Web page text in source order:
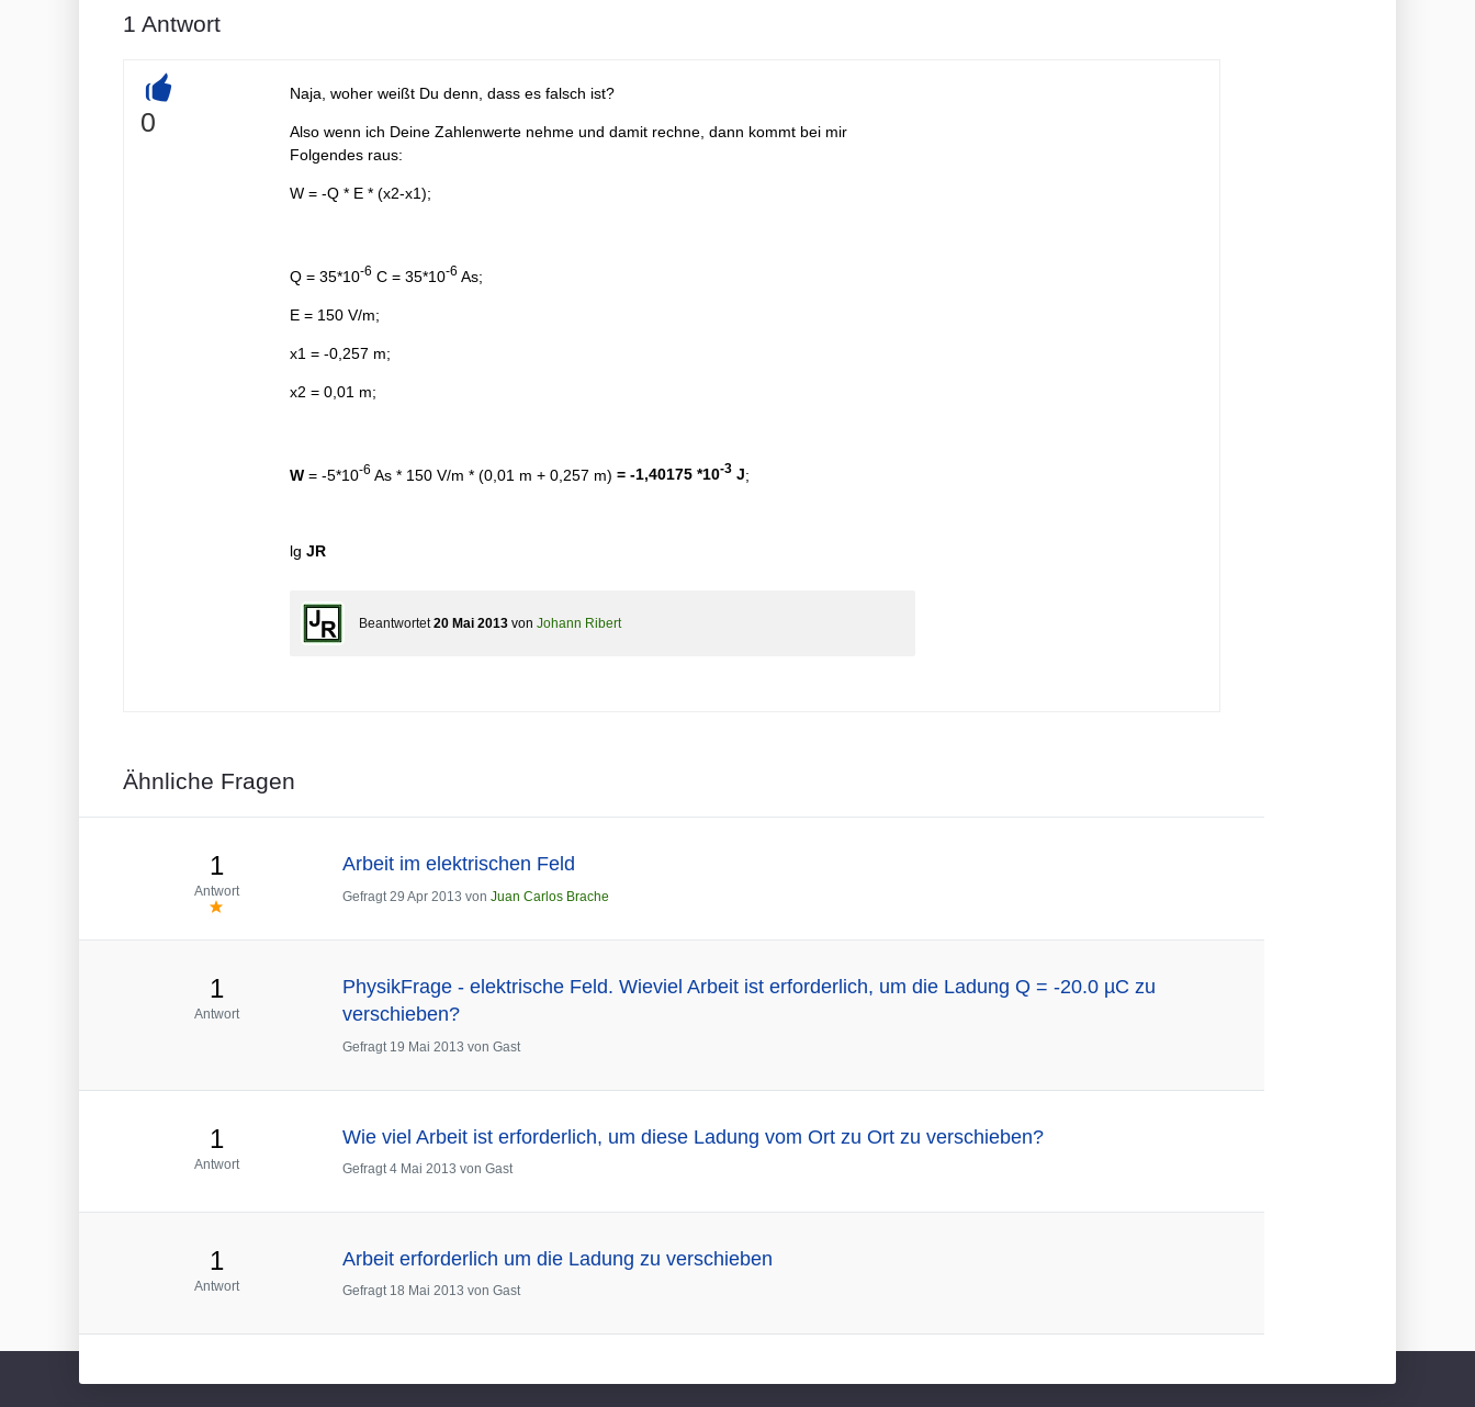
1 Antwort
+
0
Naja, woher weißt Du denn, dass es falsch ist?
Also wenn ich Deine Zahlenwerte nehme und damit rechne, dann kommt bei mir
Folgendes raus:
W = -Q * E * (x2-x1);
Q = 35*10-6 C = 35*10-6 As;
E = 150 V/m;
x1 = -0,257 m;
x2 = 0,01 m;
W= -5*10-6 As * 150 V/m * (0,01 m + 0,257 m) = -1,40175 *10-3J;
lg JR
Beantwortet 20 Mai 2013 von Johann Ribert
Ähnliche Fragen
1
Antwort
Arbeit im elektrischen Feld
Gefragt 29 Apr 2013 von Juan Carlos Brache
1
Antwort
PhysikFrage - elektrische Feld. Wieviel Arbeit ist erforderlich, um die Ladung Q = -20.0 µC zu
verschieben?
Gefragt 19 Mai 2013 von Gast
1
Antwort
Wie viel Arbeit ist erforderlich, um diese Ladung vom Ort zu Ort zu verschieben?
Gefragt 4 Mai 2013 von Gast
1
Antwort
Arbeit erforderlich um die Ladung zu verschieben
Gefragt 18 Mai 2013 von Gast